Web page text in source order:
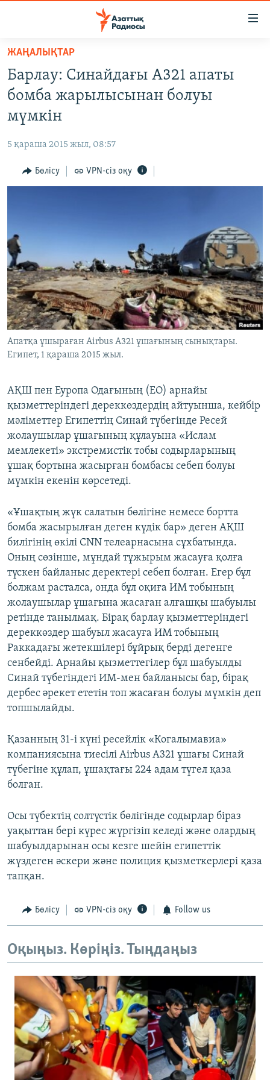
Skip
main
content
to
main
Navigation
to
САЯСАТ
AZATTYQTV
АДАМ ҚҰҚЫҚТАРЫ
ӘЛЕУМЕТ
Русский
ЖАЗЫЛЫҢЫЗ
Басқа тілдерде
ЖАҢАЛЫҚТАР
Барлау: Синайдағы A321 апаты
бомба жарылысынан болуы
мүмкін
5 қараша 2015 жыл, 08:57
Бөлісу VPN-сіз оқу
Апатқа ұшыраған Airbus A321 ұшағының сынықтары.
Египет, 1 қараша 2015 жыл.
АҚШ пен Еуропа Одағының (ЕО) арнайы
қызметтеріндегі дереккөздердің айтуынша, кейбір
мәліметтер Египеттің Синай түбегінде Ресей
жолаушылар ұшағының құлауына «Ислам
мемлекеті» экстремистік тобы содырларының
ұшақ бортына жасырған бомбасы себеп болуы
мүмкін екенін көрсетеді.
«Ұшақтың жүк салатын бөлігіне немесе бортта
бомба жасырылған деген күдік бар» деген АҚШ
билігінің өкілі CNN телеарнасына сұхбатында.
Оның сөзінше, мұндай тұжырым жасауға қолға
түскен байланыс деректері себеп болған. Егер бұл
болжам расталса, онда бұл оқиға ИМ тобының
жолаушылар ұшағына жасаған алғашқы шабуылы
ретінде танылмақ. Бірақ барлау қызметтеріндегі
дереккөздер шабуыл жасауға ИМ тобының
Раккадағы жетекшілері бұйрық берді дегенге
сенбейді. Арнайы қызметтегілер бұл шабуылды
Синай түбегіндегі ИМ-мен байланысы бар, бірақ
дербес әрекет ететін топ жасаған болуы мүмкін деп
топшылайды.
Қазанның 31-і күні ресейлік «Когалымавиа»
компаниясына тиесілі Airbus A321 ұшағы Синай
түбегіне құлап, ұшақтағы 224 адам түгел қаза
болған.
Осы түбектің солтүстік бөлігінде содырлар біраз
уақыттан бері күрес жүргізіп келеді және олардың
шабуылдарынан осы кезге шейін египеттік
жүздеген әскери және полиция қызметкерлері қаза
тапқан.
Бөлісу VPN-сіз оқу Follow us
Оқыңыз. Көріңіз. Тыңдаңыз